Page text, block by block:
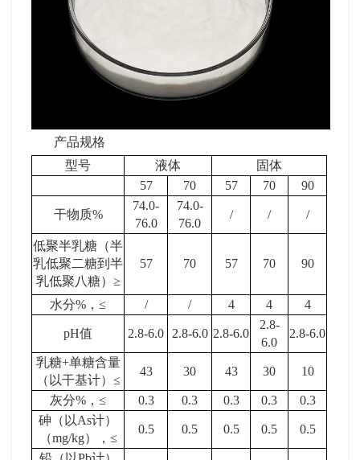
产品规格
型号
液体
固体
57
70 57 70 90
干物质%
74.0-
76.0
74.0-
76.0
/ / /
低聚半乳糖（半
乳低聚二糖到半
乳低聚八糖） ≥
57 70 57 70 90
水分% ， ≤ / / 4 4 4
pH值 2.8-6.0 2.8-6.0 2.8-6.0
2.8-
6.0
2.8-6.0
乳糖+单糖含量
（以干基计） ≤
43 30 43 30 10
灰分% ， ≤ 0.3 0.3 0.3 0.3
0.3
砷（以As计）
（mg/kg）， ≤
0.5 0.5 0.5 0.5 0.5